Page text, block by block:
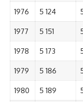
1976 5 124
1977 5 151
1978 5 173
1979 5 186
1980 5 189